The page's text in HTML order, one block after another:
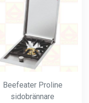
Beefeater Proline
sidobrännare